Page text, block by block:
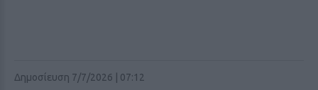
Δημοσίευση 7/7/2026 | 07:12